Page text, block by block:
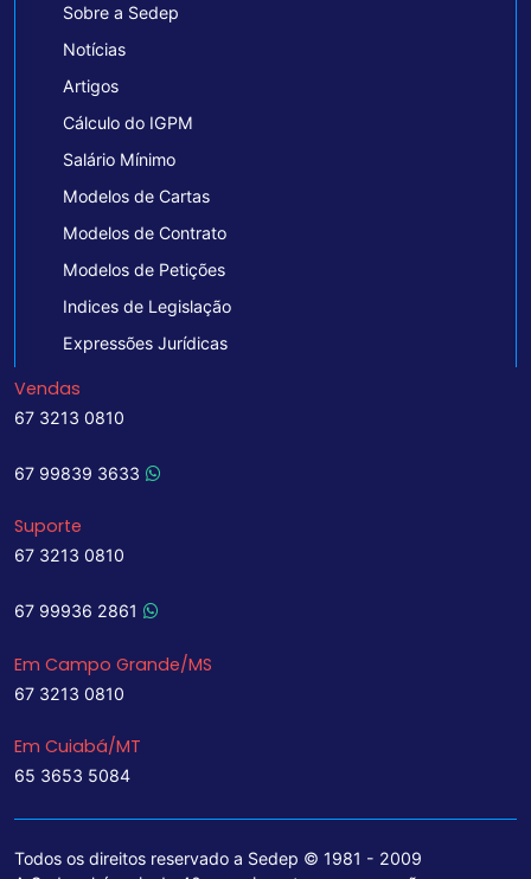
Sobre a Sedep
Notícias
Artigos
Cálculo do IGPM
Salário Mínimo
Modelos de Cartas
Modelos de Contrato
Modelos de Petições
Indices de Legislação
Expressões Jurídicas
Vendas
67 3213 0810
67 99839 3633
Suporte
67 3213 0810
67 99936 2861
Em Campo Grande/MS
67 3213 0810
Em Cuiabá/MT
65 3653 5084
Todos os direitos reservado a Sedep © 1981 - 2009